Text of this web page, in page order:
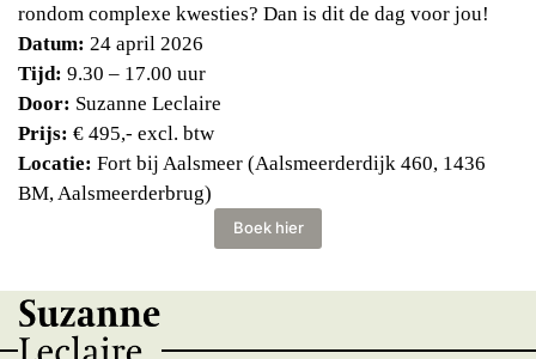
rondom complexe kwesties? Dan is dit de dag voor jou!
Datum: 24 april 2026
Tijd: 9.30 – 17.00 uur
Door: Suzanne Leclaire
Prijs: € 495,- excl. btw
Locatie: Fort bij Aalsmeer (Aalsmeerderdijk 460, 1436
BM, Aalsmeerderbrug)
Boek hier